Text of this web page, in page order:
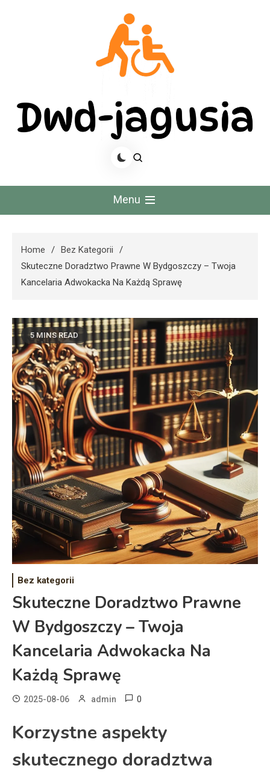
Dwd Jagusia
Menu
Home
Bez Kategorii
Skuteczne Doradztwo Prawne W Bydgoszczy – Twoja
Kancelaria Adwokacka Na Każdą Sprawę
5 MINS READ
Bez kategorii
Skuteczne Doradztwo Prawne
W Bydgoszczy – Twoja
Kancelaria Adwokacka Na
Każdą Sprawę
2025-08-06 admin 0
Korzystne aspekty
skutecznego doradztwa